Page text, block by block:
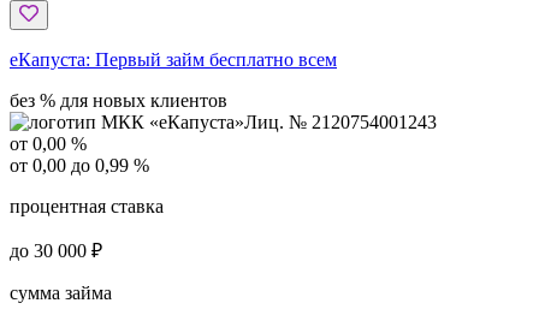
еКапуста: Первый займ бесплатно всем
без % для новых клиентов
Лиц. № 2120754001243
от 0,00 %
от 0,00 до 0,99 %
процентная ставка
до 30 000 ₽
сумма займа